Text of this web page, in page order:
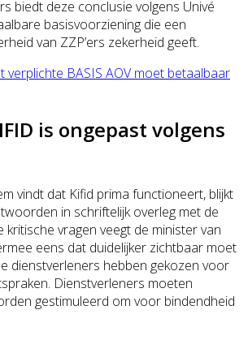
biedt deze conclusie volgens Univé
basisvoorziening die een
van ZZP’ers zekerheid geeft.
verplichte BASIS AOV moet betaalbaar
is ongepast volgens
vindt dat Kifid prima functioneert, blijkt
in schriftelijk overleg met de
kritische vragen veegt de minister van
eens dat duidelijker zichtbaar moet
dienstverleners hebben gekozen voor
Dienstverleners moeten
gestimuleerd om voor bindendheid